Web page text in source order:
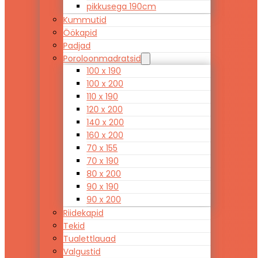
pikkusega 190cm
Kummutid
Öökapid
Padjad
Poroloonmadratsid
100 x 190
100 x 200
110 x 190
120 x 200
140 x 200
160 x 200
70 x 155
70 x 190
80 x 200
90 x 190
90 x 200
Riidekapid
Tekid
Tualettlauad
Valgustid